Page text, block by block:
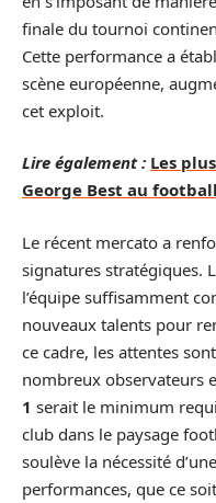
finale du tournoi
Cette performance a
scène européenne,
cet exploit.
Lire également : Les
George Best au football
Le récent mercato a
signatures stratégiques.
l’équipe suffisamment
nouveaux talents pour
ce cadre, les attentes
nombreux observateurs
1 serait le minimum
club dans le paysage
soulève la nécessité
performances, que ce